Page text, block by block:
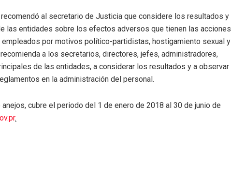
al secretario de Justicia que considere los resultados y
las entidades sobre los efectos adversos que tienen las acciones
por motivos político-partidistas, hostigamiento sexual y
a los secretarios, directores, jefes, administradores,
de las entidades, a considerar los resultados y a observar
en la administración del personal.
cubre el periodo del 1 de enero de 2018 al 30 de junio de
.